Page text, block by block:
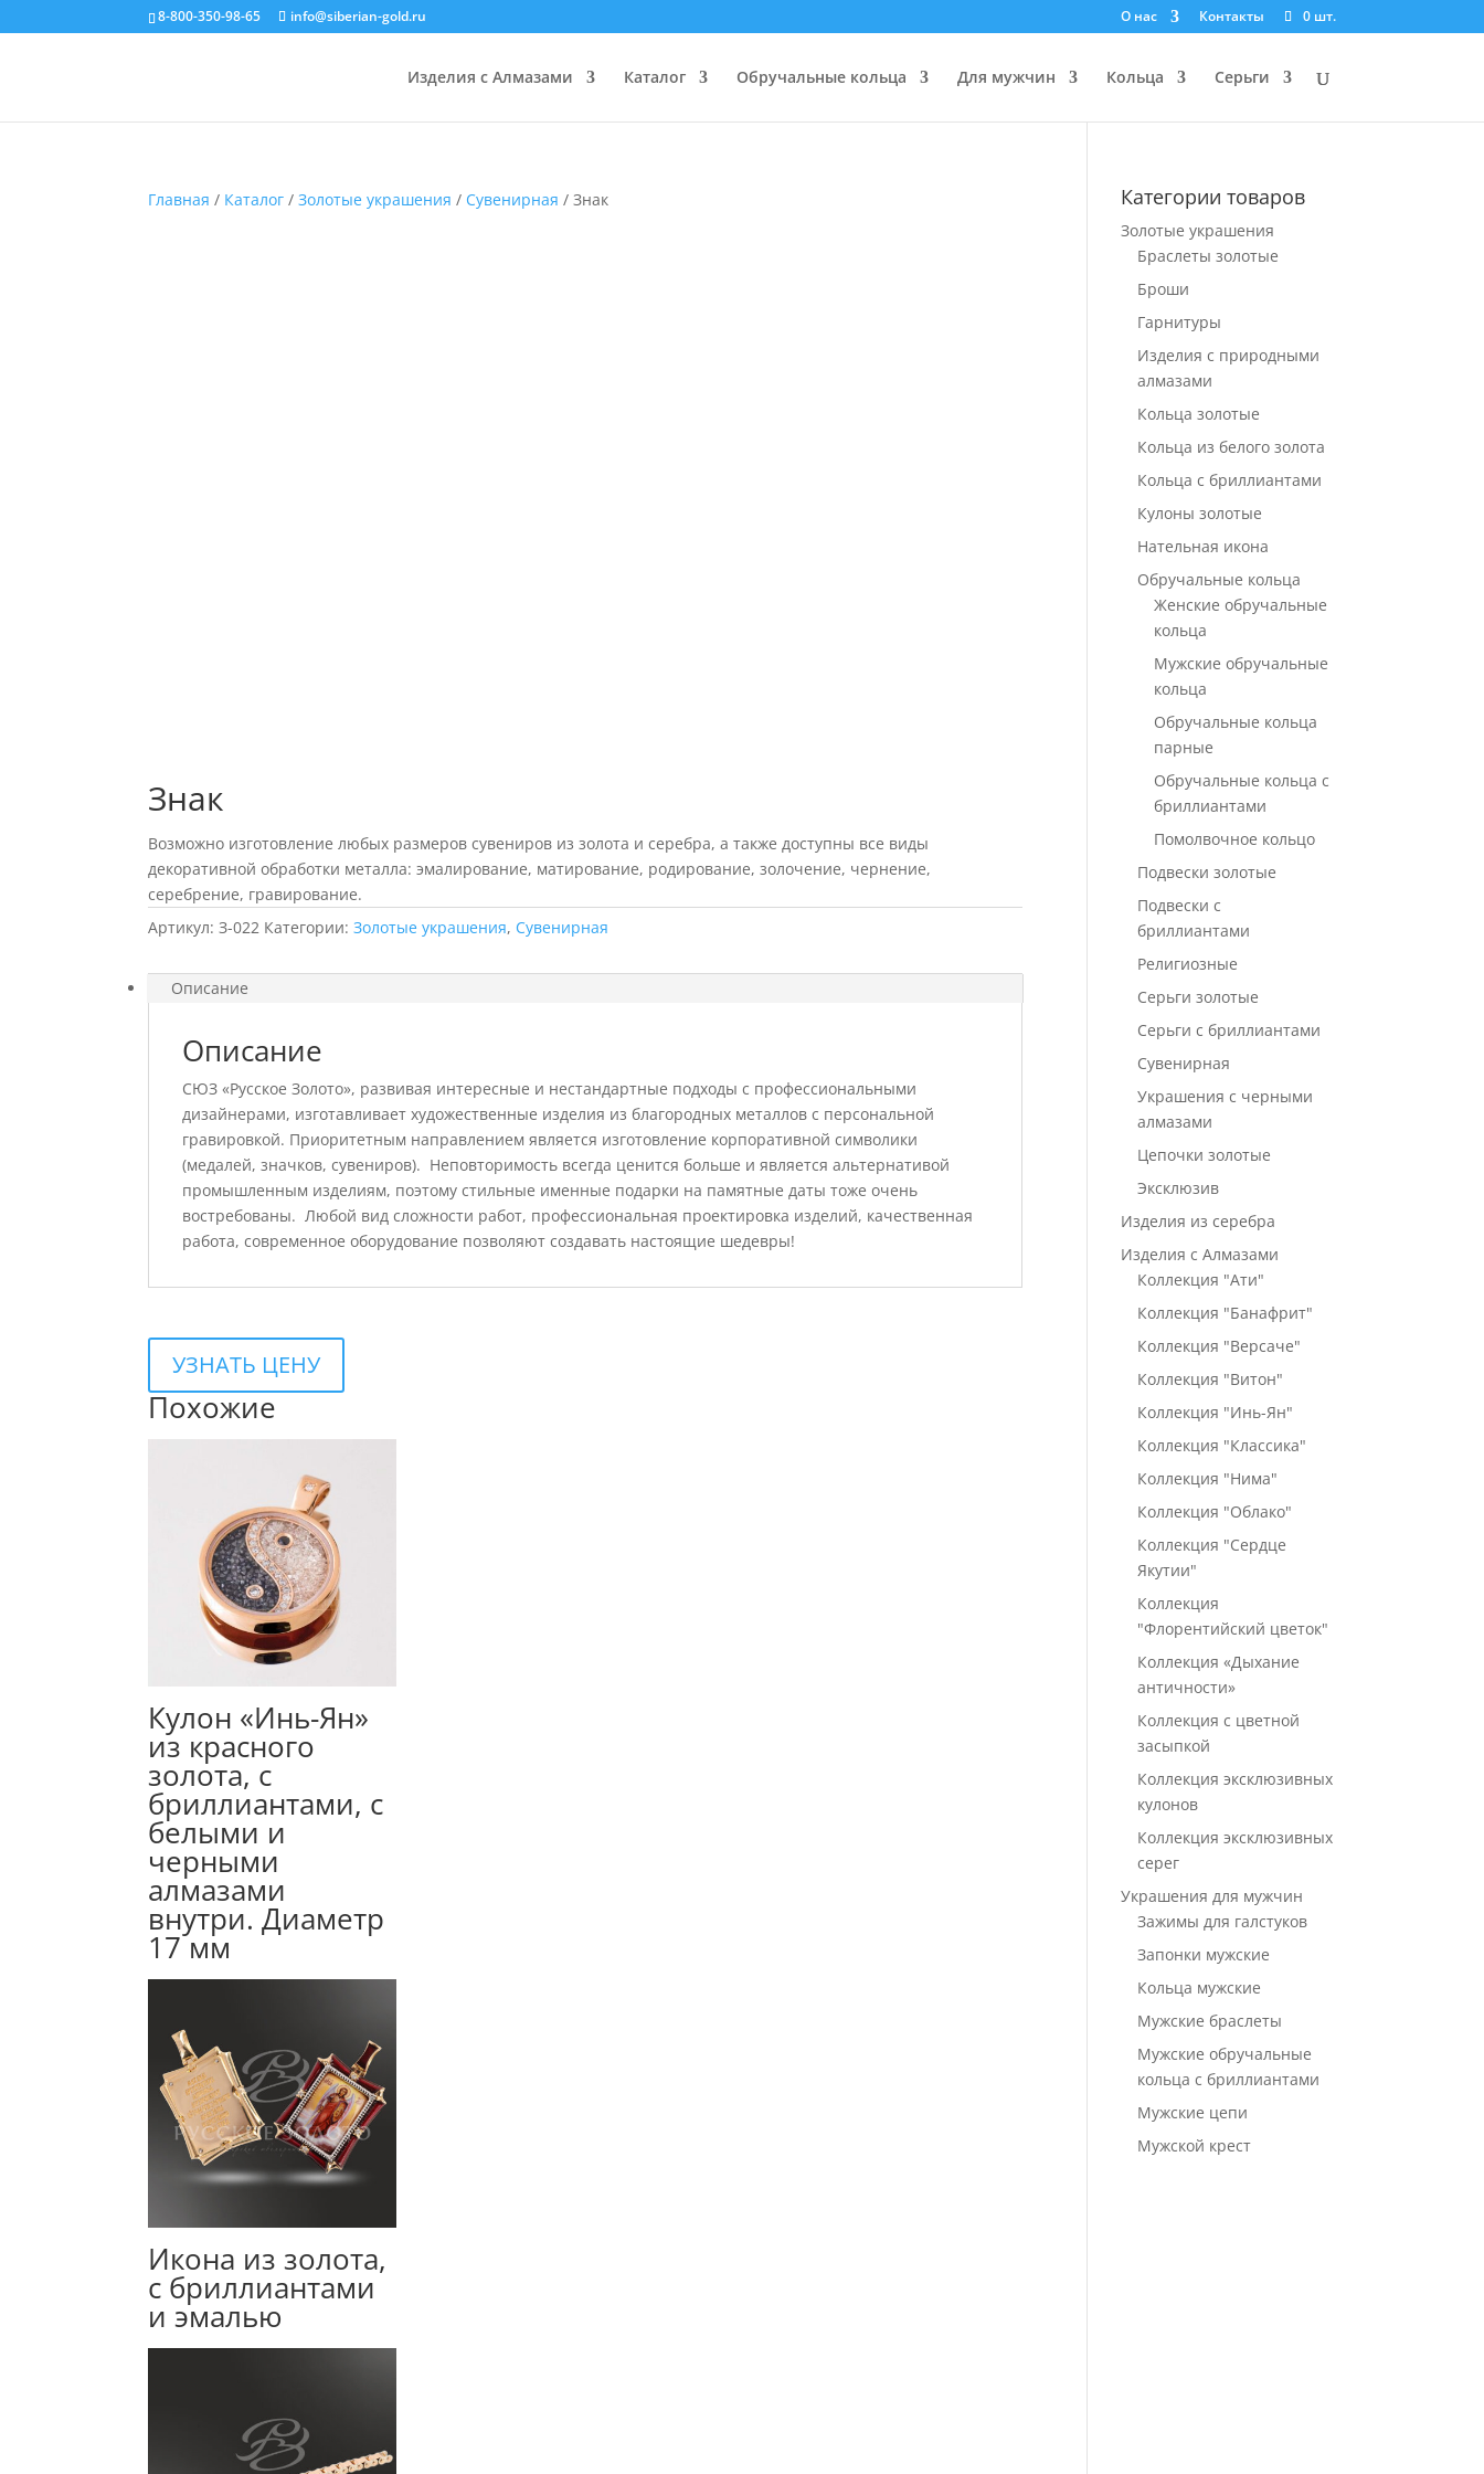
8-800-350-98-65 info@siberian-gold.ru О нас Контакты 0 шт.
Изделия с Алмазами Каталог Обручальные кольца Для мужчин Кольца Серьги
Главная / Каталог /Золотые украшения / Сувенирная / Знак
Знак
Возможно изготовление любых размеров сувениров из золота и серебра, а также доступны все виды
декоративной обработки металла: эмалирование, матирование, родирование, золочение, чернение,
серебрение, гравирование.
Артикул:З-022 Категории:Золотые украшения, Сувенирная
Описание
Описание
СЮЗ «Русское Золото», развивая интересные и нестандартные подходы с профессиональными
дизайнерами, изготавливает художественные изделия из благородных металлов с персональной
гравировкой. Приоритетным направлением является изготовление корпоративной символики
(медалей, значков, сувениров). Неповторимость всегда ценится больше и является альтернативой
промышленным изделиям, поэтому стильные именные подарки на памятные даты тоже очень
востребованы. Любой вид сложности работ, профессиональная проектировка изделий, качественная
работа, современное оборудование позволяют создавать настоящие шедевры!
УЗНАТЬ ЦЕНУ
Похожие
Кулон «Инь-Ян»
из красного
золота, с
бриллиантами, с
белыми и
черными
алмазами
внутри. Диаметр
17 мм
Икона из золота,
с бриллиантами
и эмалью
Категории товаров
Золотые украшения
Браслеты золотые
Броши
Гарнитуры
Изделия с природными
алмазами
Кольца золотые
Кольца из белого золота
Кольца с бриллиантами
Кулоны золотые
Нательная икона
Обручальные кольца
Женские обручальные
кольца
Мужские обручальные
кольца
Обручальные кольца
парные
Обручальные кольца с
бриллиантами
Помолвочное кольцо
Подвески золотые
Подвески с
бриллиантами
Религиозные
Серьги золотые
Серьги с бриллиантами
Сувенирная
Украшения с черными
алмазами
Цепочки золотые
Эксклюзив
Изделия из серебра
Изделия с Алмазами
Коллекция "Ати"
Коллекция "Банафрит"
Коллекция "Версаче"
Коллекция "Витон"
Коллекция "Инь-Ян"
Коллекция "Классика"
Коллекция "Нима"
Коллекция "Облако"
Коллекция "Сердце
Якутии"
Коллекция
"Флорентийский цветок"
Коллекция «Дыхание
античности»
Коллекция с цветной
засыпкой
Коллекция эксклюзивных
кулонов
Коллекция эксклюзивных
серег
Украшения для мужчин
Зажимы для галстуков
Запонки мужские
Кольца мужские
Мужские браслеты
Мужские обручальные
кольца с бриллиантами
Мужские цепи
Мужской крест